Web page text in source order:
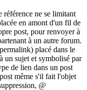
référence ne se limitant
en amont d'un fil de
post, pour renvoyer à
à un autre forum.
placé dans le
un sujet et symbolisé par
de lien dans un post
même s'il fait l'objet
@